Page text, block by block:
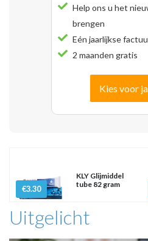
Help ons u het
brengen
Eén jaarlijkse
2 maanden gratis
Kies voor
€3.30
KLY Glijmiddel
tube 82 gram
Uitgelicht